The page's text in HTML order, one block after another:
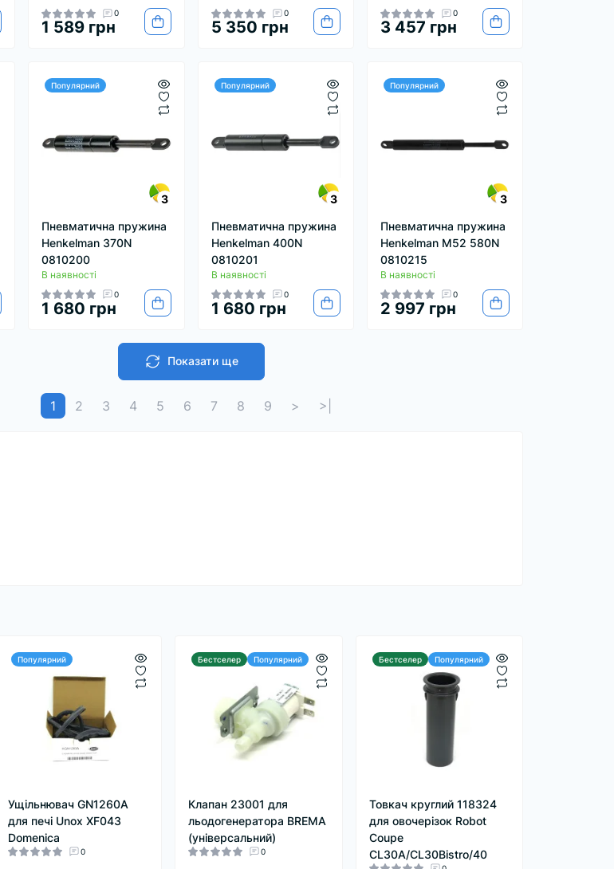
0
1 589 грн
0
5 350 грн
0
3 457 грн
Популярний
3
Пневматична пружина
Henkelman 370N
0810200
В наявності
0
1 680 грн
Популярний
3
Пневматична пружина
Henkelman 400N
0810201
В наявності
0
1 680 грн
Популярний
3
Пневматична пружина
Henkelman M52 580N
0810215
В наявності
0
2 997 грн
Показати ще
1 2 3 4 5 6 7 8 9 > >|
Популярний
Ущільнювач GN1260А
для печі Unox XF043
Domenica
0
Бестселер Популярний
Клапан 23001 для
льодогенератора BREMA
(універсальний)
0
Бестселер Популярний
Товкач круглий 118324
для овочерізок Robot
Coupe
CL30A/CL30Bistro/40